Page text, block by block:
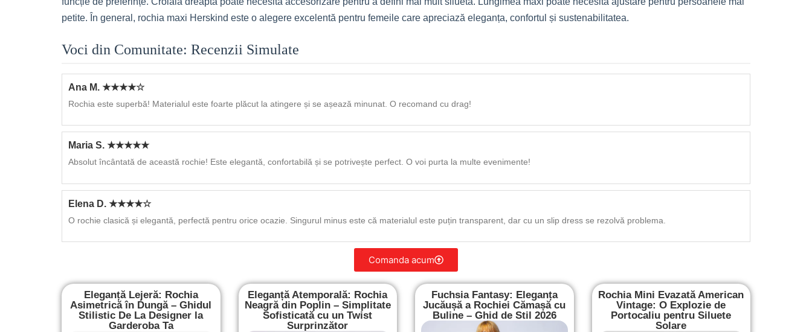
petite. În general, rochia maxi Herskind este o alegere excelentă pentru femeile care apreciază eleganța, confortul și sustenabilitatea.
Voci din Comunitate: Recenzii Simulate
Ana M. ★★★★☆
Rochia este superbă! Materialul este foarte plăcut la atingere și se așează minunat. O recomand cu drag!
Maria S. ★★★★★
Absolut încântată de această rochie! Este elegantă, confortabilă și se potrivește perfect. O voi purta la multe evenimente!
Elena D. ★★★★☆
O rochie clasică și elegantă, perfectă pentru orice ocazie. Singurul minus este că materialul este puțin transparent, dar cu un slip dress se rezolvă problema.
Comanda acum
Eleganță Lejeră: Rochia
Asimetrică în Dungă – Ghidul
Stilistic De La Designer la
Garderoba Ta
Eleganță Atemporală: Rochia
Neagră din Poplin – Simplitate
Sofisticată cu un Twist
Surprinzător
Fuchsia Fantasy: Eleganța
Jucăușă a Rochiei Cămașă cu
Buline – Ghid de Stil 2026
Rochia Mini Evazată American
Vintage: O Explozie de
Portocaliu pentru Siluete
Solare